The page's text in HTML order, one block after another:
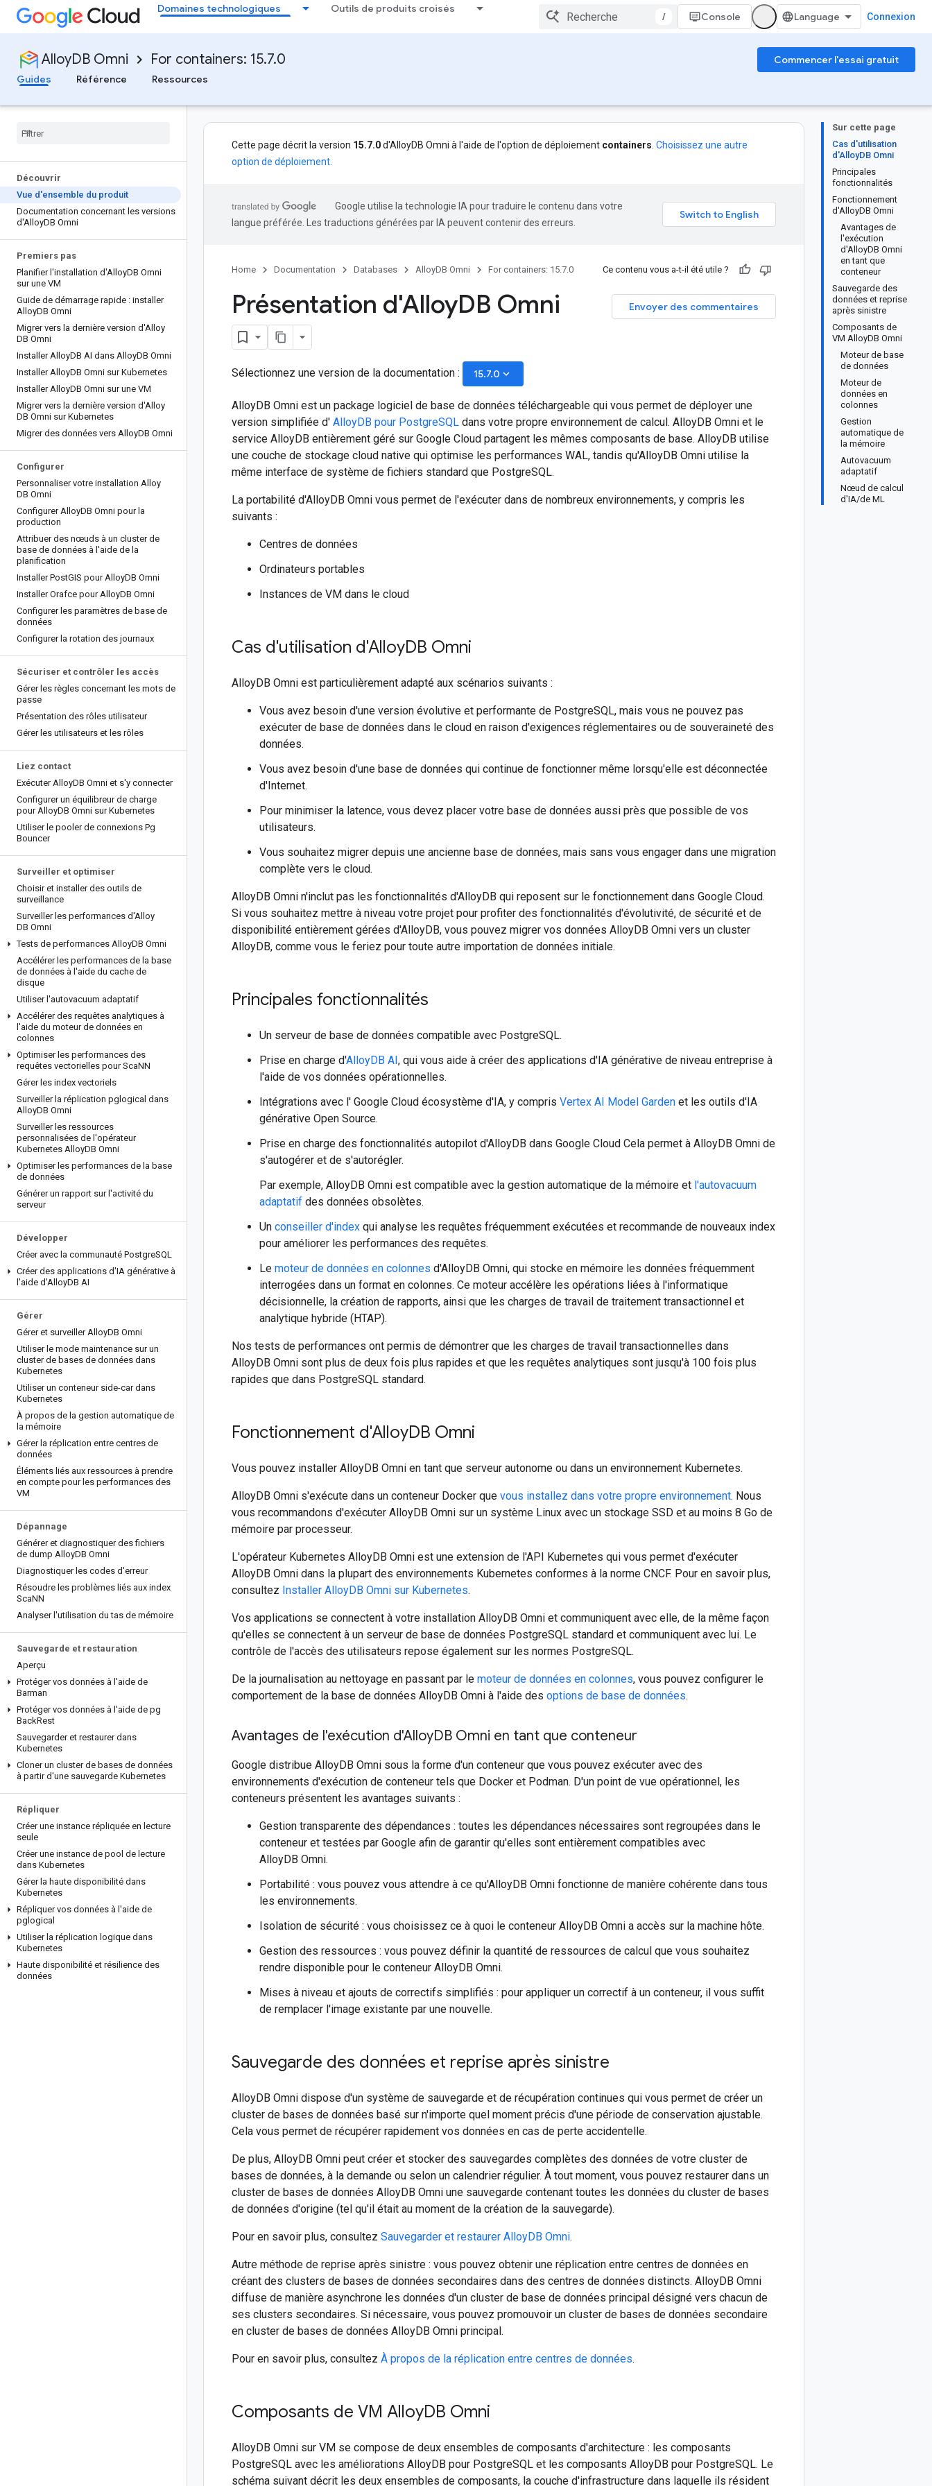
Domaines technologiques Outils de produits croisés
/ Console Connexion
AlloyDB Omni For containers: 15.7.0
Commencer l'essai gratuit
Guides
Référence Ressources
Découvrir
Vue d'ensemble du produit
Documentation concernant les versions
d'AlloyDB Omni
Premiers pas
Planifier l'installation d'AlloyDB Omni
sur une VM
Guide de démarrage rapide : installer
AlloyDB Omni
Migrer vers la dernière version d'Alloy
DB Omni
Installer AlloyDB AI dans AlloyDB Omni
Installer AlloyDB Omni sur Kubernetes
Installer AlloyDB Omni sur une VM
Migrer vers la dernière version d'Alloy
DB Omni sur Kubernetes
Migrer des données vers AlloyDB Omni
Configurer
Personnaliser votre installation Alloy
DB Omni
Configurer AlloyDB Omni pour la
production
Attribuer des nœuds à un cluster de
base de données à l'aide de la
planification
Installer PostGIS pour AlloyDB Omni
Installer Orafce pour AlloyDB Omni
Configurer les paramètres de base de
données
Configurer la rotation des journaux
Sécuriser et contrôler les accès
Gérer les règles concernant les mots de
passe
Présentation des rôles utilisateur
Gérer les utilisateurs et les rôles
Liez contact
Exécuter AlloyDB Omni et s'y connecter
Configurer un équilibreur de charge
pour AlloyDB Omni sur Kubernetes
Utiliser le pooler de connexions Pg
Bouncer
Surveiller et optimiser
Choisir et installer des outils de
surveillance
Surveiller les performances d'Alloy
DB Omni
Tests de performances AlloyDB Omni
Accélérer les performances de la base
de données à l'aide du cache de
disque
Utiliser l'autovacuum adaptatif
Accélérer des requêtes analytiques à
l'aide du moteur de données en
colonnes
Optimiser les performances des
requêtes vectorielles pour ScaNN
Gérer les index vectoriels
Surveiller la réplication pglogical dans
AlloyDB Omni
Surveiller les ressources
personnalisées de l'opérateur
Kubernetes AlloyDB Omni
Optimiser les performances de la base
de données
Générer un rapport sur l'activité du
serveur
Développer
Créer avec la communauté PostgreSQL
Créer des applications d'IA générative à
l'aide d'AlloyDB AI
Gérer
Gérer et surveiller AlloyDB Omni
Utiliser le mode maintenance sur un
cluster de bases de données dans
Kubernetes
Utiliser un conteneur side-car dans
Kubernetes
À propos de la gestion automatique de
la mémoire
Gérer la réplication entre centres de
données
Éléments liés aux ressources à prendre
en compte pour les performances des
VM
Dépannage
Générer et diagnostiquer des fichiers
de dump AlloyDB Omni
Diagnostiquer les codes d'erreur
Résoudre les problèmes liés aux index
ScaNN
Analyser l'utilisation du tas de mémoire
Sauvegarde et restauration
Aperçu
Protéger vos données à l'aide de
Barman
Protéger vos données à l'aide de pg
BackRest
Sauvegarder et restaurer dans
Kubernetes
Cloner un cluster de bases de données
à partir d'une sauvegarde Kubernetes
Répliquer
Créer une instance répliquée en lecture
seule
Créer une instance de pool de lecture
dans Kubernetes
Gérer la haute disponibilité dans
Kubernetes
Répliquer vos données à l'aide de
pglogical
Utiliser la réplication logique dans
Kubernetes
Haute disponibilité et résilience des
données
Sur cette page
Cas d'utilisation
d'AlloyDB Omni
Principales
fonctionnalités
Fonctionnement
d'AlloyDB Omni
Avantages de
l'exécution
d'AlloyDB Omni
en tant que
conteneur
Sauvegarde des
données et reprise
après sinistre
Composants de
VM AlloyDB Omni
Moteur de base
de données
Moteur de
données en
colonnes
Gestion
automatique de
la mémoire
Autovacuum
adaptatif
Nœud de calcul
d'IA/de ML
Cette page décrit la version 15.7.0d'AlloyDB Omni à l'aide de l'option de déploiement containers Choisissez une autre
option de déploiement.
Google utilise la technologie IA pour traduire le contenu dans votre
langue préférée. Les traductions générées par IA peuvent contenir des erreurs.
Home Documentation Databases AlloyDB Omni For containers: 15.7.0 Ce contenu vous a-t-il été utile ?
Envoyer des commentaires
Présentation d'AlloyDB Omni
Sélectionnez une version de la documentation : 15.7.0 keyboard_arrow_down
AlloyDB Omni est un package logiciel de base de données téléchargeable qui vous permet de déployer une
version simplifiée d' AlloyDB pour PostgreSQL dans votre propre environnement de calcul. AlloyDB Omni et le
service AlloyDB entièrement géré sur Google Cloud partagent les mêmes composants de base. AlloyDB utilise
une couche de stockage cloud native qui optimise les performances WAL, tandis qu'AlloyDB Omni utilise la
même interface de système de fichiers standard que PostgreSQL.
La portabilité d'AlloyDB Omni vous permet de l'exécuter dans de nombreux environnements, y compris les
suivants :
Centres de données
Ordinateurs portables
Instances de VM dans le cloud
Cas d'utilisation d'AlloyDB Omni
AlloyDB Omni est particulièrement adapté aux scénarios suivants :
Vous avez besoin d'une version évolutive et performante de PostgreSQL, mais vous ne pouvez pas
exécuter de base de données dans le cloud en raison d'exigences réglementaires ou de souveraineté des
données.
Vous avez besoin d'une base de données qui continue de fonctionner même lorsqu'elle est déconnectée
d'Internet.
Pour minimiser la latence, vous devez placer votre base de données aussi près que possible de vos
utilisateurs.
Vous souhaitez migrer depuis une ancienne base de données, mais sans vous engager dans une migration
complète vers le cloud.
AlloyDB Omni n'inclut pas les fonctionnalités d'AlloyDB qui reposent sur le fonctionnement dans Google Cloud.
Si vous souhaitez mettre à niveau votre projet pour profiter des fonctionnalités d'évolutivité, de sécurité et de
disponibilité entièrement gérées d'AlloyDB, vous pouvez migrer vos données AlloyDB Omni vers un cluster
AlloyDB, comme vous le feriez pour toute autre importation de données initiale.
Principales fonctionnalités
Un serveur de base de données compatible avec PostgreSQL.
Prise en charge d'AlloyDB AI, qui vous aide à créer des applications d'IA générative de niveau entreprise à
l'aide de vos données opérationnelles.
Intégrations avec l' Google Cloud écosystème d'IA, y compris Vertex AI Model Garden et les outils d'IA
générative Open Source.
Prise en charge des fonctionnalités autopilot d'AlloyDB dans Google Cloud Cela permet à AlloyDB Omni de
s'autogérer et de s'autorégler.
Par exemple, AlloyDB Omni est compatible avec la gestion automatique de la mémoire et l'autovacuum
adaptatif des données obsolètes.
Un conseiller d'index qui analyse les requêtes fréquemment exécutées et recommande de nouveaux index
pour améliorer les performances des requêtes.
Le moteur de données en colonnes d'AlloyDB Omni, qui stocke en mémoire les données fréquemment
interrogées dans un format en colonnes. Ce moteur accélère les opérations liées à l'informatique
décisionnelle, la création de rapports, ainsi que les charges de travail de traitement transactionnel et
analytique hybride (HTAP).
Nos tests de performances ont permis de démontrer que les charges de travail transactionnelles dans
AlloyDB Omni sont plus de deux fois plus rapides et que les requêtes analytiques sont jusqu'à 100 fois plus
rapides que dans PostgreSQL standard.
Fonctionnement d'AlloyDB Omni
Vous pouvez installer AlloyDB Omni en tant que serveur autonome ou dans un environnement Kubernetes.
AlloyDB Omni s'exécute dans un conteneur Docker que vous installez dans votre propre environnement. Nous
vous recommandons d'exécuter AlloyDB Omni sur un système Linux avec un stockage SSD et au moins 8 Go de
mémoire par processeur.
L'opérateur Kubernetes AlloyDB Omni est une extension de l'API Kubernetes qui vous permet d'exécuter
AlloyDB Omni dans la plupart des environnements Kubernetes conformes à la norme CNCF. Pour en savoir plus,
consultez Installer AlloyDB Omni sur Kubernetes.
Vos applications se connectent à votre installation AlloyDB Omni et communiquent avec elle, de la même façon
qu'elles se connectent à un serveur de base de données PostgreSQL standard et communiquent avec lui. Le
contrôle de l'accès des utilisateurs repose également sur les normes PostgreSQL.
De la journalisation au nettoyage en passant par le moteur de données en colonnes, vous pouvez configurer le
comportement de la base de données AlloyDB Omni à l'aide des options de base de données.
Avantages de l'exécution d'AlloyDB Omni en tant que conteneur
Google distribue AlloyDB Omni sous la forme d'un conteneur que vous pouvez exécuter avec des
environnements d'exécution de conteneur tels que Docker et Podman. D'un point de vue opérationnel, les
conteneurs présentent les avantages suivants :
Gestion transparente des dépendances : toutes les dépendances nécessaires sont regroupées dans le
conteneur et testées par Google afin de garantir qu'elles sont entièrement compatibles avec
AlloyDB Omni.
Portabilité : vous pouvez vous attendre à ce qu'AlloyDB Omni fonctionne de manière cohérente dans tous
les environnements.
Isolation de sécurité : vous choisissez ce à quoi le conteneur AlloyDB Omni a accès sur la machine hôte.
Gestion des ressources : vous pouvez définir la quantité de ressources de calcul que vous souhaitez
rendre disponible pour le conteneur AlloyDB Omni.
Mises à niveau et ajouts de correctifs simplifiés : pour appliquer un correctif à un conteneur, il vous suffit
de remplacer l'image existante par une nouvelle.
Sauvegarde des données et reprise après sinistre
AlloyDB Omni dispose d'un système de sauvegarde et de récupération continues qui vous permet de créer un
cluster de bases de données basé sur n'importe quel moment précis d'une période de conservation ajustable.
Cela vous permet de récupérer rapidement vos données en cas de perte accidentelle.
De plus, AlloyDB Omni peut créer et stocker des sauvegardes complètes des données de votre cluster de
bases de données, à la demande ou selon un calendrier régulier. À tout moment, vous pouvez restaurer dans un
cluster de bases de données AlloyDB Omni une sauvegarde contenant toutes les données du cluster de bases
de données d'origine (tel qu'il était au moment de la création de la sauvegarde).
Pour en savoir plus, consultez Sauvegarder et restaurer AlloyDB Omni.
Autre méthode de reprise après sinistre : vous pouvez obtenir une réplication entre centres de données en
créant des clusters de bases de données secondaires dans des centres de données distincts. AlloyDB Omni
diffuse de manière asynchrone les données d'un cluster de base de données principal désigné vers chacun de
ses clusters secondaires. Si nécessaire, vous pouvez promouvoir un cluster de bases de données secondaire
en cluster de bases de données AlloyDB Omni principal.
Pour en savoir plus, consultez À propos de la réplication entre centres de données.
Composants de VM AlloyDB Omni
AlloyDB Omni sur VM se compose de deux ensembles de composants d'architecture : les composants
PostgreSQL avec les améliorations AlloyDB pour PostgreSQL et les composants AlloyDB pour PostgreSQL. Le
schéma suivant décrit les deux ensembles de composants, la couche d'infrastructure dans laquelle ils résident